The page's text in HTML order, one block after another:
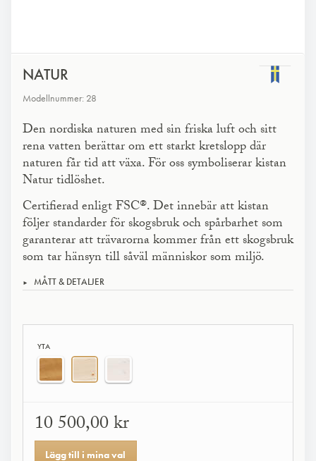
NATUR
Modellnummer: 28
Den nordiska naturen med sin friska luft och sitt
rena vatten berättar om ett starkt kretslopp där
naturen får tid att växa. För oss symboliserar kistan
Natur tidlöshet.
Certifierad enligt FSC®. Det innebär att kistan
följer standarder för skogsbruk och spår­barhet som
garanterar att trävarorna kommer från ett skogsbruk
som tar hänsyn till såväl människor som miljö.
MÅTT & DETALJER
YTA
10 500,00 kr
Lägg till i mina val